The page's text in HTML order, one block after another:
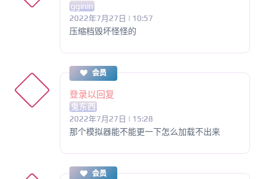
gginin
2022年7月27日 | 10:57
压缩档毁坏怪怪的
会员
登录以回复
鬼东西
2022年7月27日 | 15:28
那个模拟器能不能更一下怎么加载不出来
会员